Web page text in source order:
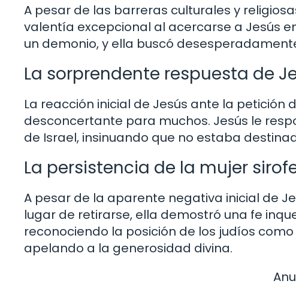
A pesar de las barreras culturales y
valentía excepcional al acercarse a Jesús
un demonio, y ella buscó
La sorprendente respuesta de
La reacción inicial de Jesús ante la
desconcertante para muchos. Jesús le
de Israel, insinuando que no estaba
La persistencia de la mujer
A pesar de la aparente negativa inicial de
lugar de retirarse, ella demostró una fe
reconociendo la posición de los judíos
apelando a la generosidad divina.